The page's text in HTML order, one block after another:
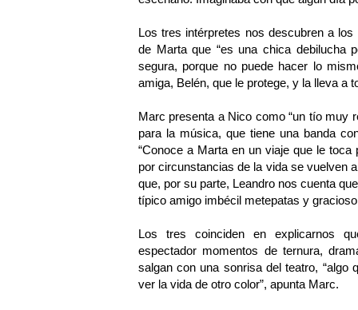
Los tres intérpretes nos descubren a
de Marta que “es una chica debilucha
segura, porque no puede hacer lo
amiga, Belén, que le protege, y la lleva a
Marc presenta a Nico como “un tío muy
para la música, que tiene una banda
“Conoce a Marta en un viaje que le
por circunstancias de la vida se vuelven
que, por su parte, Leandro nos cuenta
típico amigo imbécil metepatas y
Los tres coinciden en explicarnos
espectador momentos de ternura,
salgan con una sonrisa del teatro,
ver la vida de otro color”, apunta Marc.